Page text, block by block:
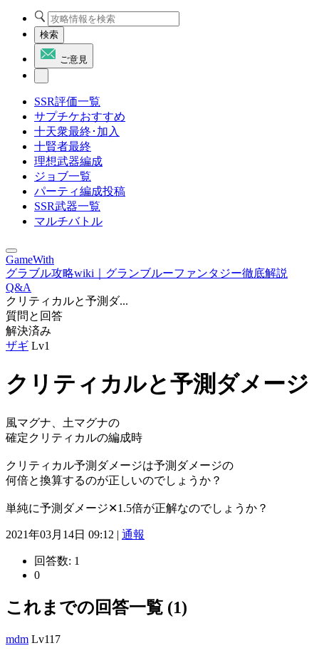
検索
ご意見
SSR評価一覧
サプチケおすすめ
十天衆最終･加入
十賢者最終
理想武器編成
ジョブ一覧
パーティ編成投稿
SSR武器一覧
マルチバトル
GameWith
グラブル攻略wiki｜グランブルーファンタジー徹底解説
Q&A
クリティカルと予測ダ...
質問と回答
解決済み
ザギ Lv1
クリティカルと予測ダメージ
風マグナ、土マグナの
確定クリティカルの編成時
クリティカル予測ダメージは予測ダメージの
何倍と換算するのが正しいのでしょうか？
単純に予測ダメージ‪✕‬1.5倍が正解なのでしょうか？
2021年03月14日 09:12 | 通報
回答数: 1
0
これまでの回答一覧 (1)
mdm Lv117